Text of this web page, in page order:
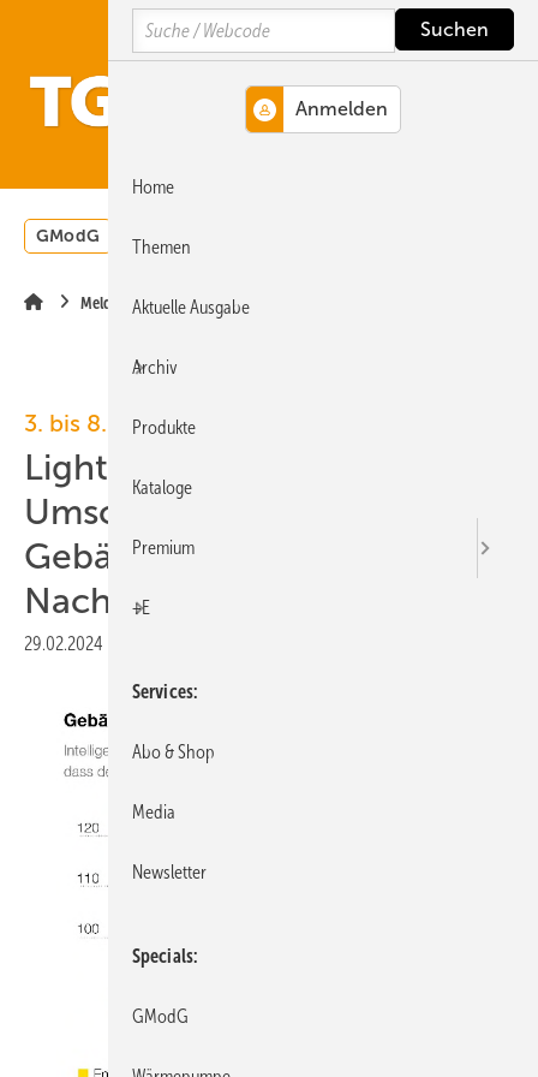
Hauptinhalt
Hauptmenü
SiteSearch
GModG Wärmepumpe
Meldungen
3. bis 8. März 2024, Messe Frankfurt
Light + Building:
Umschwung im
Gebäudebereich zu mehr
Nachhaltigkeit
29.02.2024
Search
Home
Themen
Aktuelle Ausgabe
Archiv
Produkte
Kataloge
Premium
+E
Services
Abo & Shop
Media
Newsletter
Specials
GModG